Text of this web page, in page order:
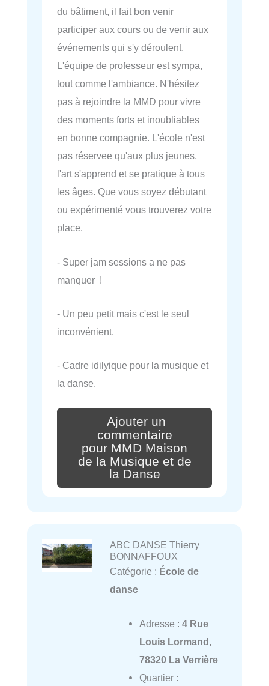
du bâtiment, il fait bon venir
participer aux cours ou de venir aux
événements qui s'y déroulent.
L'équipe de professeur est sympa,
tout comme l'ambiance. N'hésitez
pas à rejoindre la MMD pour vivre
des moments forts et inoubliables
en bonne compagnie. L'école n'est
pas réservee qu'aux plus jeunes,
l'art s'apprend et se pratique à tous
les âges. Que vous soyez débutant
ou expérimenté vous trouverez votre
place.
- Super jam sessions a ne pas
manquer !
- Un peu petit mais c'est le seul
inconvénient.
- Cadre idilyique pour la musique et
la danse.
Ajouter un
commentaire
pour MMD Maison
de la Musique et de
la Danse
ABC DANSE Thierry
BONNAFFOUX
Catégorie : École de
danse
Adresse : 4 Rue
Louis Lormand,
78320 La Verrière
Quartier :